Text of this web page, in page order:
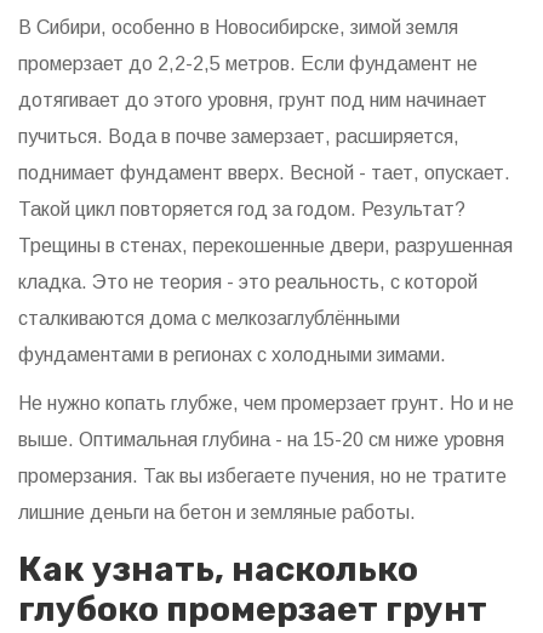
В Сибири, особенно в Новосибирске, зимой земля
промерзает до 2,2-2,5 метров. Если фундамент не
дотягивает до этого уровня, грунт под ним начинает
пучиться. Вода в почве замерзает, расширяется,
поднимает фундамент вверх. Весной - тает, опускает.
Такой цикл повторяется год за годом. Результат?
Трещины в стенах, перекошенные двери, разрушенная
кладка. Это не теория - это реальность, с которой
сталкиваются дома с мелкозаглублёнными
фундаментами в регионах с холодными зимами.
Не нужно копать глубже, чем промерзает грунт. Но и не
выше. Оптимальная глубина - на 15-20 см ниже уровня
промерзания. Так вы избегаете пучения, но не тратите
лишние деньги на бетон и земляные работы.
Как узнать, насколько
глубоко промерзает грунт